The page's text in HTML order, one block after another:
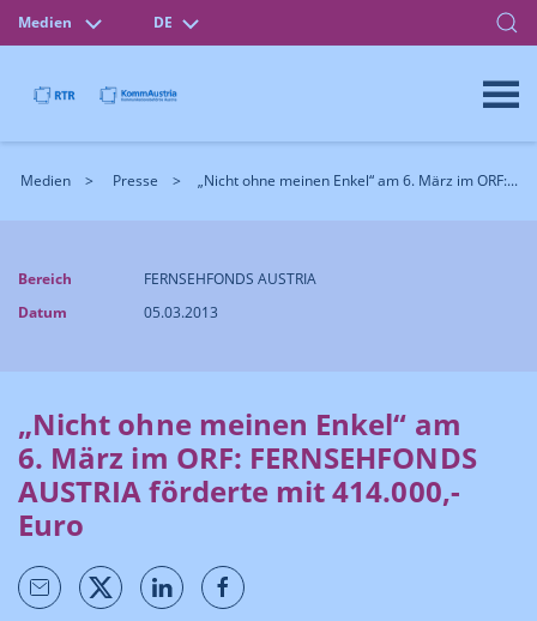
Medien DE
Medien Presse „Nicht ohne meinen Enkel“ am 6. März im ORF:...
Bereich
FERNSEHFONDS AUSTRIA
Datum
05.03.2013
„Nicht ohne meinen Enkel“ am
6. März im ORF: FERNSEHFONDS
AUSTRIA förderte mit 414.000,-
Euro